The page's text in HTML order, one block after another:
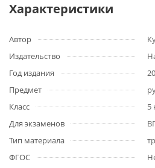
Характеристики
Автор
Издательство
Год издания
Предмет
Класс
5
Для экзаменов
Тип материала
ФГОС